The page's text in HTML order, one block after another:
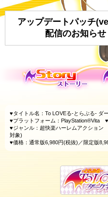
アップデートパッチ
配信のお知らせ
♥タイトル名：To LOVEる-とらぶる- ダ
♥プラットフォーム：PlayStation®Vita
♥ジャンル：超快楽ハーレムアクショ
対象)
♥価格：通常版6,980円(税抜)／限定版